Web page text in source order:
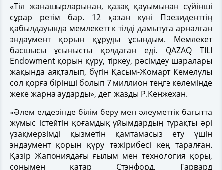
«Тіл жанашырларынан, қазақ қауымынан сүйінші
сұрар ретім бар. 12 қазан күні Президенттің
қабылдауында мемлекеттік тілді дамытуға арналған
эндаумент қорын құруды ұсындым. Мемлекет
басшысы ұсынысты қолдаған еді. QAZAQ TILI
Endowment қорын құру, тіркеу, рәсімдеу шаралары
жақында аяқталып, бүгін Қасым-Жомарт Кемелұлы
сол қорға бірінші болып 7 миллион теңге көлемінде
жеке жарна аударды», деп жазды Р.Кенжехан.
«Әлем елдерінде білім беру мен әлеуметтік бағытта
жұмыс істейтін қоғамдық ұйымдардың тұрақты әрі
ұзақмерзімді қызметін қамтамасыз ету үшін
эндаумент қорын құру тәжірибесі кең таралған.
Қазір Жапониядағы ғылым мен технология қоры,
сонымен қатар Стэнфорд, Гарвард